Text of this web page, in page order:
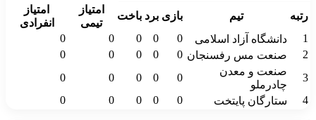
رتبه
تیم بازی برد باخت
امتیاز
تیمی
امتیاز
انفرادی
1
دانشگاه آزاد اسلامی 0
0
0
0
0
2
صنعت مس رفسنجان 0
0
0
0
0
3
صنعت و معدن
چادرملو
0
0
0
0
0
4
ستارگان پایتخت 0
0
0
0
0